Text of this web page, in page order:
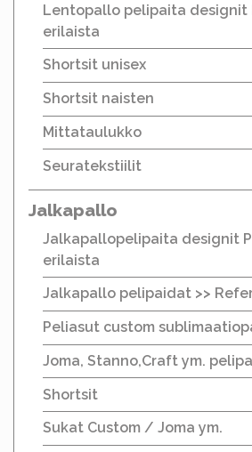
Lentopallo pelipaita designit
erilaista
Shortsit unisex
Shortsit naisten
Mittataulukko
Seuratekstiilit
Jalkapallo
Jalkapallopelipaita designit
erilaista
Jalkapallo pelipaidat >>
Peliasut custom
Joma, Stanno,Craft ym.
Shortsit
Sukat Custom / Joma ym.